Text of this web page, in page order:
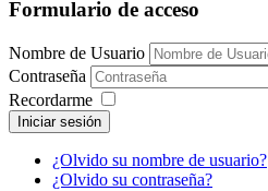
Formulario de acceso
Nombre de Usuario
Contraseña
Recordarme
Iniciar sesión
¿Olvido su nombre de usuario?
¿Olvido su contraseña?